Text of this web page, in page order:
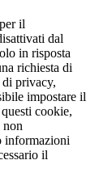
il
dal
in risposta
richiesta di
di privacy,
impostare il
cookie,
non
informazioni
il